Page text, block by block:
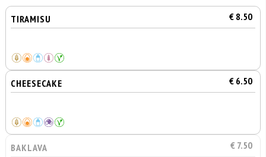
TIRAMISU € 8.50
CHEESECAKE € 6.50
BAKLAVA € 7.50